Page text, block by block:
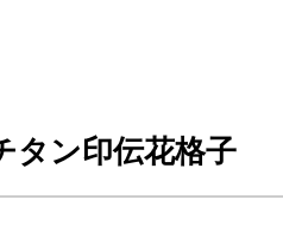
タン印伝花格子